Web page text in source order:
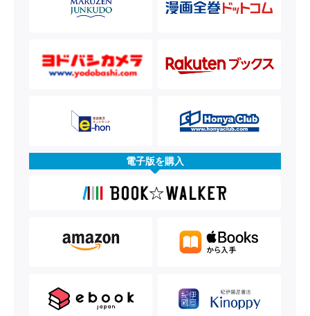
電子版を購入